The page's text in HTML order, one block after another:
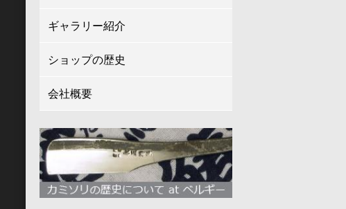
ギャラリー紹介
ショップの歴史
会社概要